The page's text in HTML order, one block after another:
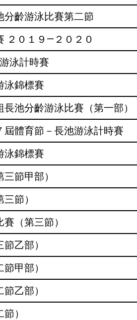
分齡游泳比賽第二節
２０１９—２０２０
泳計時賽
泳錦標賽
池分齡游泳比賽（第一部）
屆體育節－長池游泳計時賽
泳錦標賽
節甲部）
節）
（第三節）
乙部）
甲部）
乙部）
）